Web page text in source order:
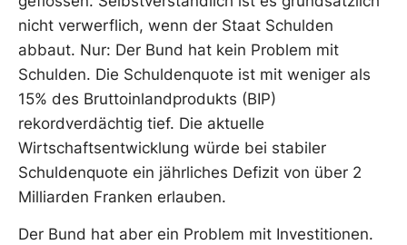
nicht verwerflich, wenn der Staat Schulden
abbaut. Nur: Der Bund hat kein Problem mit
Schulden. Die Schuldenquote ist mit weniger als
15% des Bruttoinlandprodukts (BIP)
rekordverdächtig tief. Die aktuelle
Wirtschaftsentwicklung würde bei stabiler
Schuldenquote ein jährliches Defizit von über 2
Milliarden Franken erlauben.
Der Bund hat aber ein Problem mit Investitionen.